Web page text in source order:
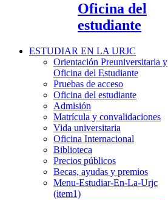
Oficina del
estudiante
ESTUDIAR EN LA URJC
Orientación Preuniversitaria y
Oficina del Estudiante
Pruebas de acceso
Oficina del estudiante
Admisión
Matrícula y convalidaciones
Vida universitaria
Oficina Internacional
Biblioteca
Precios públicos
Becas, ayudas y premios
Menu-Estudiar-En-La-Urjc
(item1)